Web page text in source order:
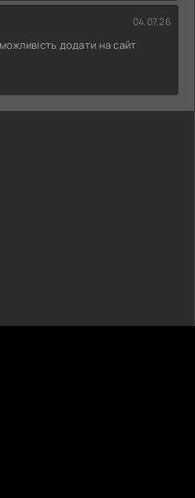
04.07.26
додати на сайт